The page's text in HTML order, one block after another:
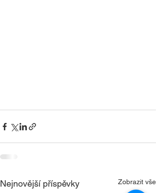
Nejnovější příspěvky Zobrazit vše